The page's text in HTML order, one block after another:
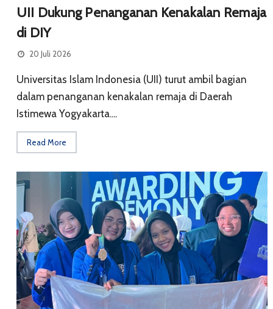
UII Dukung Penanganan Kenakalan Remaja
di DIY
20 Juli 2026
Universitas Islam Indonesia (UII) turut ambil bagian
dalam penanganan kenakalan remaja di Daerah
Istimewa Yogyakarta....
Read More